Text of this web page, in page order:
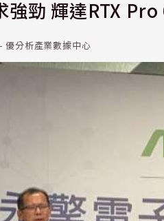
強勁 輝達RTX
優分析產業數據中心